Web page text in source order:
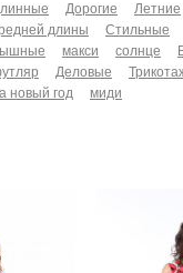
Дорогие
Летние
длины
Стильные
макси солнце
Деловые
новый год
миди